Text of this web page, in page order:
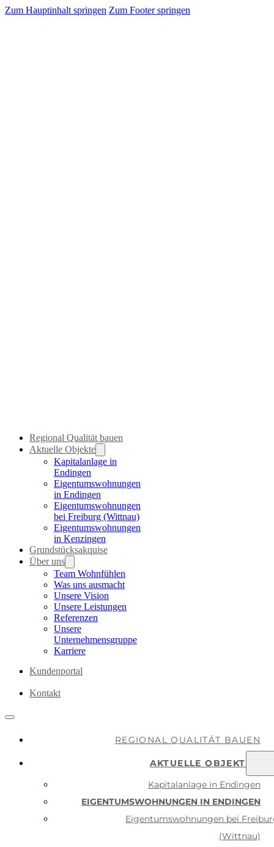
Zum Hauptinhalt springen Zum Footer springen
Regional Qualität bauen
Aktuelle Objekte
Kapitalanlage in
Endingen
Eigentumswohnungen
in Endingen
Eigentumswohnungen
bei Freiburg (Wittnau)
Eigentumswohnungen
in Kenzingen
Grundstücksakquise
Über uns
Team Wohnfühlen
Was uns ausmacht
Unsere Vision
Unsere Leistungen
Referenzen
Unsere
Unternehmensgruppe
Karriere
Kundenportal
Kontakt
REGIONAL QUALITÄT BAUEN
AKTUELLE OBJEKTE
Kapitalanlage in Endingen
EIGENTUMSWOHNUNGEN IN ENDINGEN
Eigentumswohnungen bei
(Wittnau)